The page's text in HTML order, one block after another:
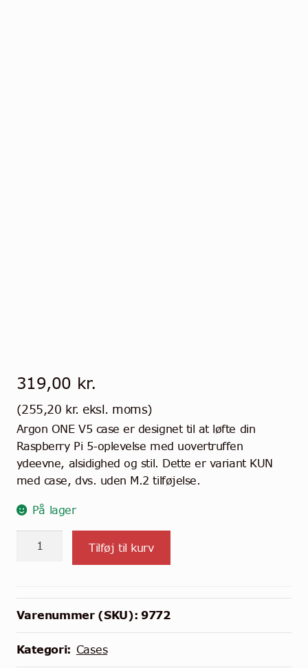
319,00 kr.
(255,20 kr. eksl. moms)
Argon ONE V5 case er designet til at løfte din
Raspberry Pi 5-oplevelse med uovertruffen
ydeevne, alsidighed og stil. Dette er variant KUN
med case, dvs. uden M.2 tilføjelse.
På lager
Argon
Raspberry
5
Tilføj til kurv
Varenummer (SKU):9772
Kategori: Cases